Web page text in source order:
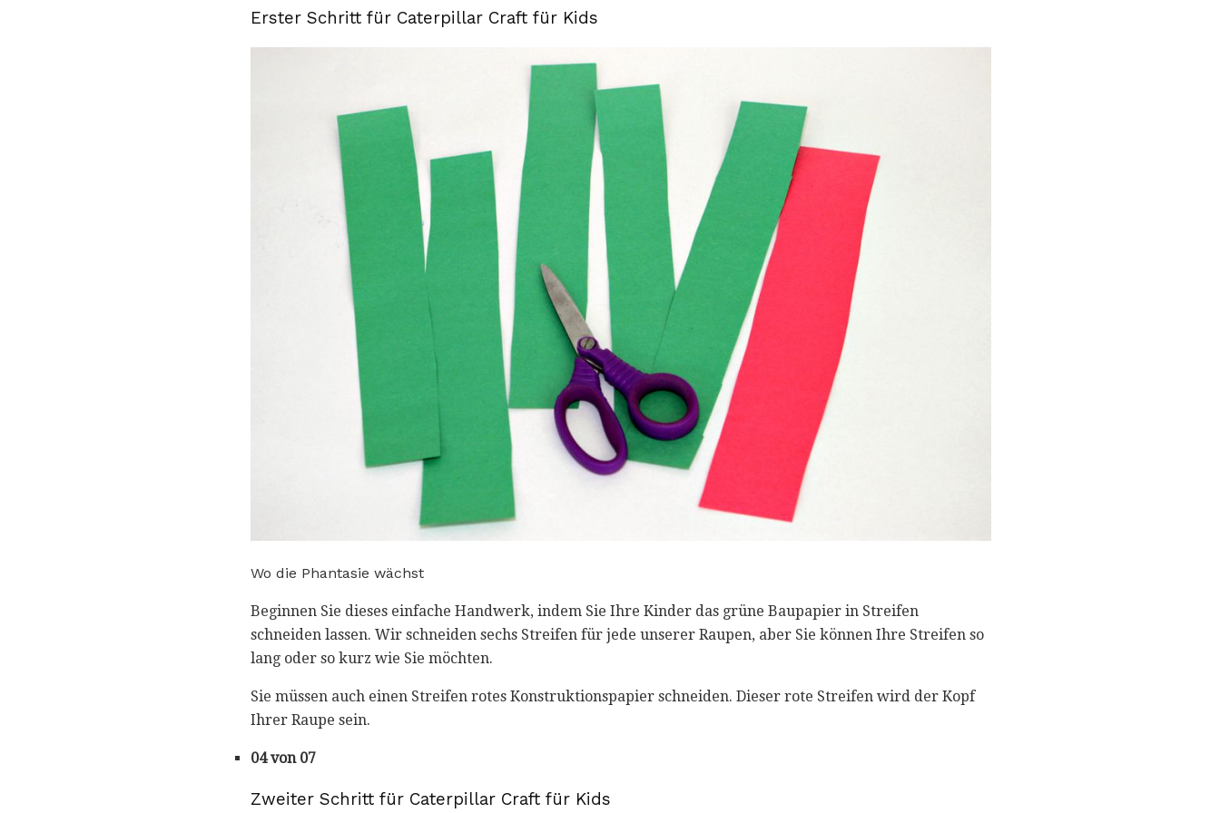
Erster Schritt für Caterpillar Craft für Kids
Wo die Phantasie wächst
Beginnen Sie dieses einfache Handwerk, indem Sie Ihre Kinder das grüne Baupapier in Streifen
schneiden lassen. Wir schneiden sechs Streifen für jede unserer Raupen, aber Sie können Ihre Streifen so
lang oder so kurz wie Sie möchten.
Sie müssen auch einen Streifen rotes Konstruktionspapier schneiden. Dieser rote Streifen wird der Kopf
Ihrer Raupe sein.
04 von 07
Zweiter Schritt für Caterpillar Craft für Kids